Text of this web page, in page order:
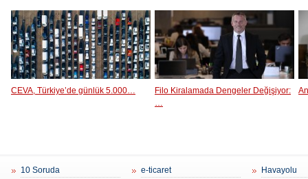
CEVA, Türkiye’de günlük 5.000…
Filo Kiralamada Dengeler Değişiyor:
…
10 Soruda
e-ticaret
Havayolu